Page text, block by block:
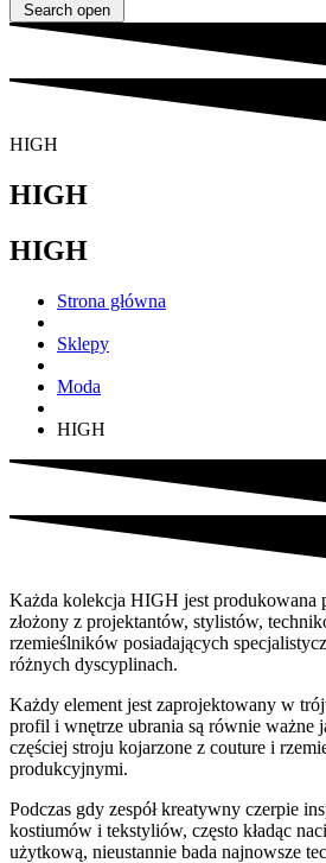
Search open
HIGH
HIGH
HIGH
Strona główna
Sklepy
Moda
HIGH
Każda kolekcja HIGH jest produkowana
złożony z projektantów, stylistów,
rzemieślników posiadających
różnych dyscyplinach.
Każdy element jest zaprojektowany w
profil i wnętrze ubrania są równie ważne
częściej stroju kojarzone z couture i
produkcyjnymi.
Podczas gdy zespół kreatywny czerpie
kostiumów i tekstyliów, często kładąc
użytkową, nieustannie bada najnowsze